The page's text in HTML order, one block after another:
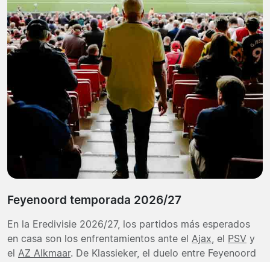
Feyenoord temporada 2026/27
En la Eredivisie 2026/27, los partidos más esperados
en casa son los enfrentamientos ante el Ajax , el PSV y
el AZ Alkmaar. De Klassieker, el duelo entre Feyenoord